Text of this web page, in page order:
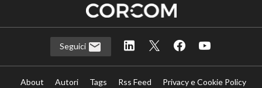
Seguici
About Autori Tags Rss Feed
Privacy e Cookie Policy